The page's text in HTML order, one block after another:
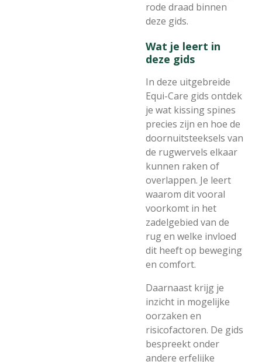
rode draad binnen
deze gids.
Wat je leert in
deze gids
In deze uitgebreide
Equi-Care gids ontdek
je wat kissing spines
precies zijn en hoe de
doornuitsteeksels van
de rugwervels elkaar
kunnen raken of
overlappen. Je leert
waarom dit vooral
voorkomt in het
zadelgebied van de
rug en welke invloed
dit heeft op beweging
en comfort.
Daarnaast krijg je
inzicht in mogelijke
oorzaken en
risicofactoren. De gids
bespreekt onder
andere erfelijke